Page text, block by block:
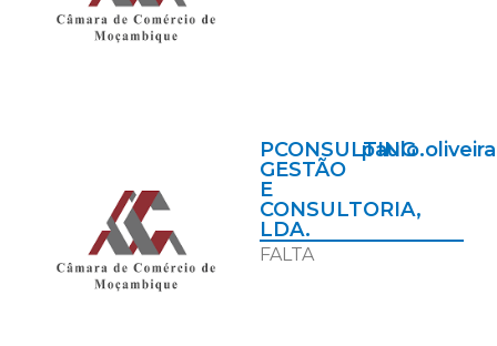
PCONSULTING
GESTÃO
E
CONSULTORIA,
LDA.
FALTA